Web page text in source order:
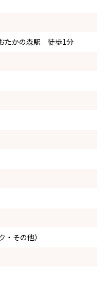
たかの森駅 徒歩1分
その他）